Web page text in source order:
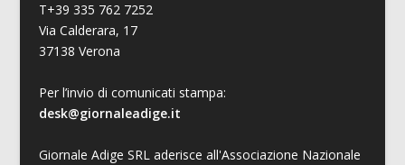
T+39 335 762 7252
Via Calderara, 17
37138 Verona
Per l’invio di comunicati stampa:
desk@giornaleadige.it
Giornale Adige SRL aderisce all'Associazione Nazionale